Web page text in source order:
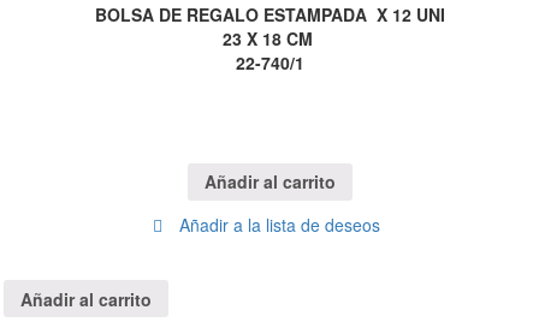
BOLSA DE REGALO ESTAMPADA X 12 UNI
23 X 18 CM
22-740/1
Añadir al carrito
Añadir a la lista de deseos
Añadir al carrito